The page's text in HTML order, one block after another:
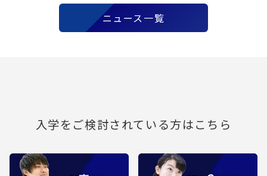
ニュース一覧
入学をご検討されている方はこちら